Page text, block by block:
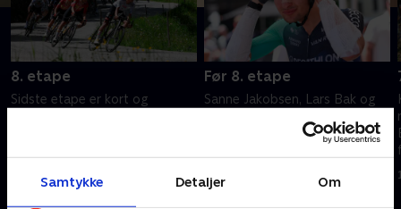
Samtykke Detaljer Om
8. etape
Sidste etape er kort og
14. juni 2026 • 146 min
Før 8. etape
Sanne Jakobsen, Lars Bak og
dagens etape i Tour Auvergne-
14. juni 2026 • 24 min